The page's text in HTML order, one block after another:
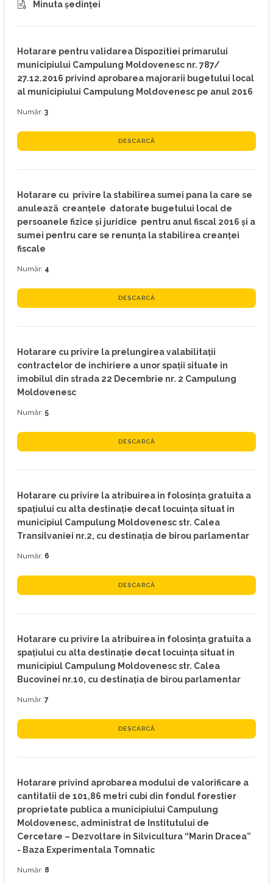
Minuta ședinței
Hotarare pentru validarea Dispozitiei primarului
municipiului Campulung Moldovenesc nr. 787/
27.12.2016 privind aprobarea majorarii bugetului local
al municipiului Campulung Moldovenesc pe anul 2016
Număr: 3
DESCARCĂ
Hotarare cu privire la stabilirea sumei pana la care se
anuleazã creanţele datorate bugetului local de
persoanele fizice şi juridice pentru anul fiscal 2016 şi a
sumei pentru care se renunţa la stabilirea creanţei
fiscale
Număr: 4
DESCARCĂ
Hotarare cu privire la prelungirea valabilitaţii
contractelor de inchiriere a unor spaţii situate in
imobilul din strada 22 Decembrie nr. 2 Campulung
Moldovenesc
Număr: 5
DESCARCĂ
Hotarare cu privire la atribuirea in folosinţa gratuita a
spaţiului cu alta destinaţie decat locuinţa situat in
municipiul Campulung Moldovenesc str. Calea
Transilvaniei nr.2, cu destinaţia de birou parlamentar
Număr: 6
DESCARCĂ
Hotarare cu privire la atribuirea in folosinţa gratuita a
spaţiului cu alta destinaţie decat locuinţa situat in
municipiul Campulung Moldovenesc str. Calea
Bucovinei nr.10, cu destinaţia de birou parlamentar
Număr: 7
DESCARCĂ
Hotarare privind aprobarea modului de valorificare a
cantitatii de 101,86 metri cubi din fondul forestier
proprietate publica a municipiului Campulung
Moldovenesc, administrat de Institutului de
Cercetare – Dezvoltare in Silvicultura “Marin Dracea”
- Baza Experimentala Tomnatic
Număr: 8